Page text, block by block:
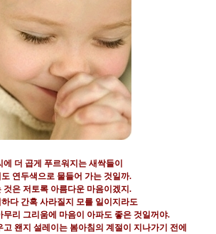
더 곱게 푸르워지는 새싹들이
연두색으로 물들어 가는 것일까.
은 저토록 아름다운 마음이겠지 .
다 간혹 사라질지 모를 일이지라도
무리 그리움에 마음이 아파도 좋은 것일꺼야.
왠지 설레이는 봄아침의 계절이 지나가기 전에